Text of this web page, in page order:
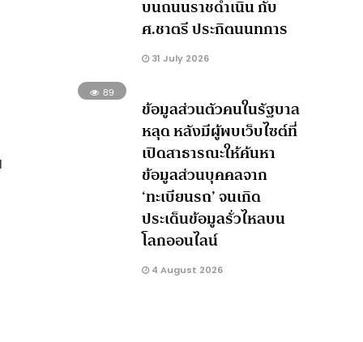
บนถนนราชดำเนิน กับ
ศ.ชาตรี ประกิตนนทการ
31 July 2026
89
ข้อมูลส่วนตัวคนในรัฐบาล
หลุด หลังมีผู้พบเว็บไซต์ที่
เปิดสาธารณะให้ค้นหา
ข้อมูลส่วนบุคคลจาก
‘ทะเบียนรถ’ จนเกิด
ประเด็นข้อมูลรั่วไหลบน
โลกออนไลน์
4 August 2026